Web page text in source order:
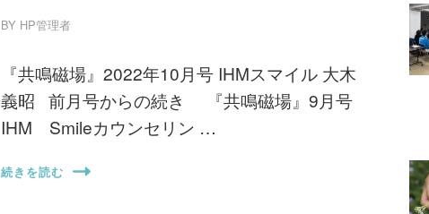
BY HP管理者
『共鳴磁場』2022年10月号 IHMスマイル 大木
義昭 前月号からの続き 『共鳴磁場』9月号
IHM Smileカウンセリン …
続きを読む